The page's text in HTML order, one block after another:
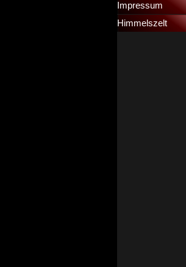
Impressum
Himmelszelt